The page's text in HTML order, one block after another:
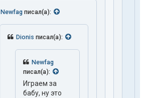
Newfag писал(а):
Dionis писал(а):
Newfag
писал(а):
Играем за
бабу, ну это